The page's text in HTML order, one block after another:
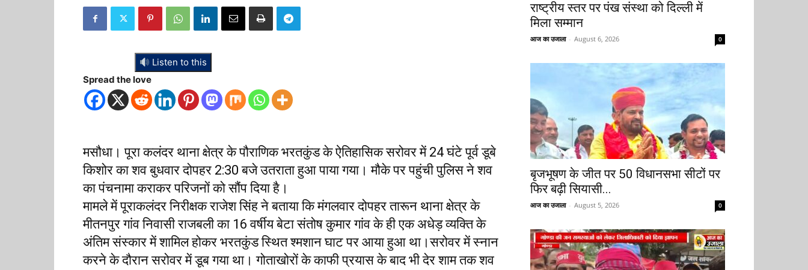
Listen to this
Spread the love
मसौधा। पूरा कलंदर थाना क्षेत्र के पौराणिक भरतकुंड के ऐतिहासिक सरोवर में 24 घंटे पूर्व डूबे
किशोर का शव बुधवार दोपहर 2:30 बजे उतराता हुआ पाया गया। मौके पर पहुंची पुलिस ने शव
का पंचनामा कराकर परिजनों को सौंप दिया है।
मामले में पूराकलंदर निरीक्षक राजेश सिंह ने बताया कि मंगलवार दोपहर तारून थाना क्षेत्र के
मीतनपुर गांव निवासी राजबली का 16 वर्षीय बेटा संतोष कुमार गांव के ही एक अधेड़ व्यक्ति के
अंतिम संस्कार में शामिल होकर भरतकुंड स्थित श्मशान घाट पर आया हुआ था।सरोवर में स्नान
करने के दौरान सरोवर में डूब गया था। गोताखोरों के काफी प्रयास के बाद भी देर शाम तक शव
राष्ट्रीय स्तर पर पंख संस्था को दिल्ली में
मिला सम्मान
आज का उजाला - August 6, 2026 0
बृजभूषण के जीत पर 50 विधानसभा सीटों पर
फिर बढ़ी सियासी...
आज का उजाला - August 5, 2026 0